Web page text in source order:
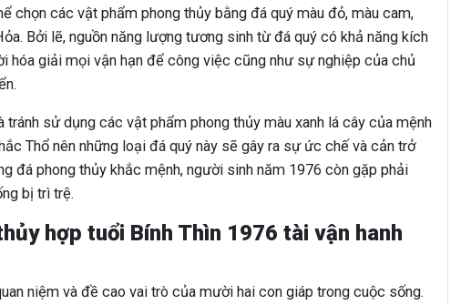
chọn các vật phẩm phong thủy bằng đá quý màu đỏ, màu cam,
Bởi lẽ, nguồn năng lượng tương sinh từ đá quý có khả năng kích
hóa giải mọi vận hạn để công việc cũng như sự nghiệp của chủ
tránh sử dụng các vật phẩm phong thủy màu xanh lá cây của mệnh
Thổ nên những loại đá quý này sẽ gây ra sự ức chế và cản trở
đá phong thủy khắc mệnh, người sinh năm 1976 còn gặp phải
bị trì trệ.
hợp tuổi Bính Thìn 1976 tài vận hanh
niệm và đề cao vai trò của mười hai con giáp trong cuộc sống.